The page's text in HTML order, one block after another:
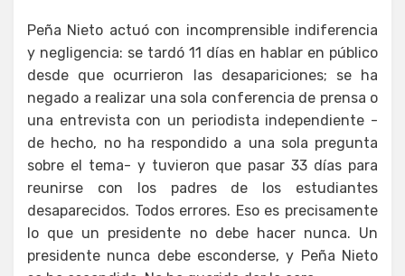
Peña Nieto actuó con incomprensible indiferencia
y negligencia: se tardó 11 días en hablar en público
desde que ocurrieron las desapariciones; se ha
negado a realizar una sola conferencia de prensa o
una entrevista con un periodista independiente -
de hecho, no ha respondido a una sola pregunta
sobre el tema- y tuvieron que pasar 33 días para
reunirse con los padres de los estudiantes
desaparecidos. Todos errores. Eso es precisamente
lo que un presidente no debe hacer nunca. Un
presidente nunca debe esconderse, y Peña Nieto